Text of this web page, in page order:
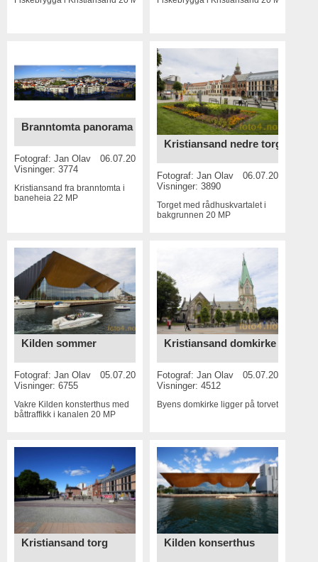
Branntomta panorama 1
Fotograf: Jan Olav
06.07.2015
Visninger: 3774
Kristiansand fra branntomta i
baneheia 22 MP
Kristiansand nedre torg
Fotograf:Jan Olav
06.07.2015
Visninger: 3890
Torget med rådhuskvartalet i
bakgrunnen20 MP
Kilden sommer
Fotograf: Jan Olav
05.07.2015
Visninger: 6755
Vakre Kilden konsterthus med
båttraffikk i kanalen 20 MP
Kristiansand domkirke
Fotograf:Jan Olav
05.07.2015
Visninger: 4512
Byens domkirke ligger på torvet
Kristiansand torg Kilden konserthus